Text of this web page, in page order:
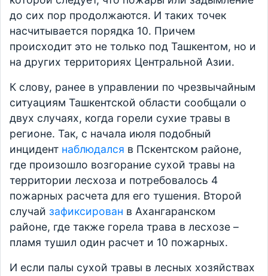
до сих пор продолжаются. И таких точек
насчитывается порядка 10. Причем
происходит это не только под Ташкентом, но и
на других территориях Центральной Азии.
К слову, ранее в управлении по чрезвычайным
ситуациям Ташкентской области сообщали о
двух случаях, когда горели сухие травы в
регионе. Так, с начала июля подобный
инцидент наблюдался в Пскентском районе,
где произошло возгорание сухой травы на
территории лесхоза и потребовалось 4
пожарных расчета для его тушения. Второй
случай зафиксирован в Ахангаранском
районе, где также горела трава в лесхозе –
пламя тушил один расчет и 10 пожарных.
И если палы сухой травы в лесных хозяйствах